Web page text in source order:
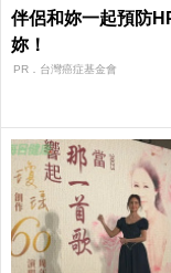
伴侶和妳一起預防
妳！
PR．台灣癌症基金會